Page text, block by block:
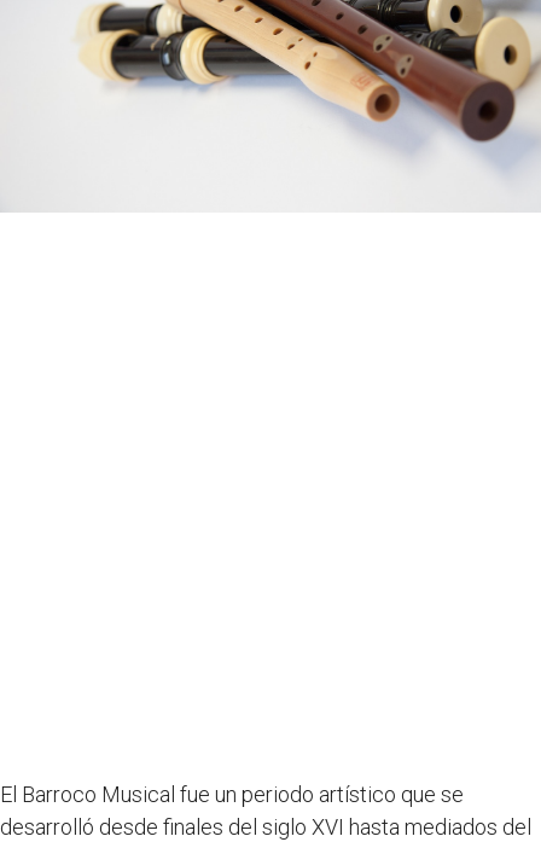
El Barroco Musical fue un periodo artístico que se
desarrolló desde finales del siglo XVI hasta mediados del